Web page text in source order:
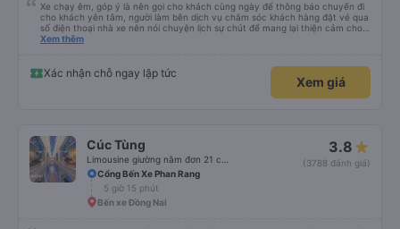
Xe chạy êm, góp ý là nên gọi cho khách cùng ngày để thông báo chuyến đi
cho khách yên tâm, người làm bên dịch vụ chăm sóc khách hàng đặt vé qua
số điện thoại nhà xe nên nói chuyện lịch sự chút để mang lại thiện cảm cho
khách hàng
Xem thêm
Xác nhận chỗ ngay lập tức
Xem giá
Cúc Tùng 3.8
(3788 đánh giá)
Cổng Bến Xe Phan Rang
5 giờ 15 phút
Bến xe Đồng Nai